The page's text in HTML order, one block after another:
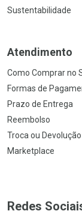
Sustentabilidade
Atendimento
Como Comprar no
Formas de
Prazo de Entrega
Reembolso
Troca ou Devolução
Marketplace
Redes